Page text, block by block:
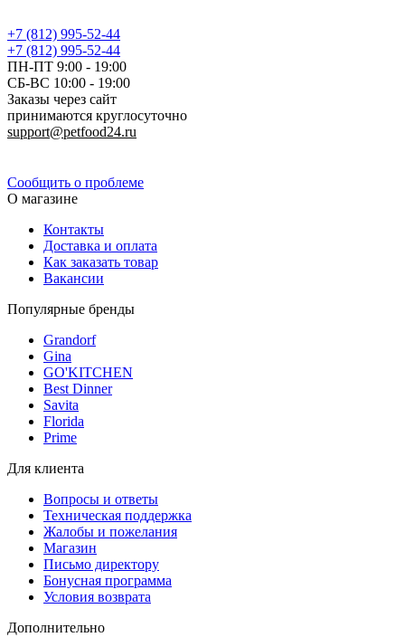
+7 (812) 995-52-44
+7 (812) 995-52-44
ПН-ПТ 9:00 - 19:00
СБ-ВС 10:00 - 19:00
Заказы через сайт
принимаются круглосуточно
support@petfood24.ru
Сообщить о проблеме
О магазине
Контакты
Доставка и оплата
Как заказать товар
Вакансии
Популярные бренды
Grandorf
Gina
GO'KITCHEN
Best Dinner
Savita
Florida
Prime
Для клиента
Вопросы и ответы
Техническая поддержка
Жалобы и пожелания
Магазин
Письмо директору
Бонусная программа
Условия возврата
Дополнительно